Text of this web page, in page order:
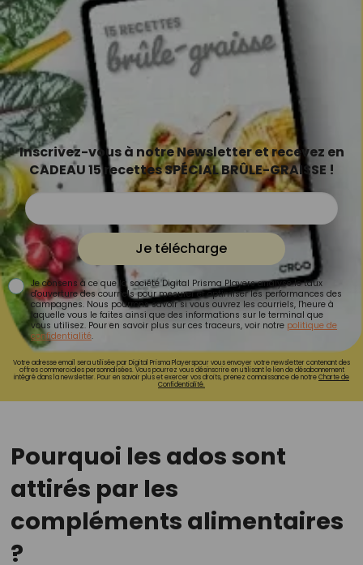
Inscrivez-vous à notre Newsletter et recevez en
CADEAU 15 recettes SPÉCIAL BRÛLE-GRAISSE !
Je télécharge
Je consens à ce que la société Digital Prisma Players analyse le taux
d'ouverture des courriels pour mesurer et optimiser les performances des
campagnes. Nous pourrons savoir si vous ouvrez les courriels, l'heure à
laquelle vous le faites ainsi que des informations sur le terminal que
vous utilisez. Pour en savoir plus sur ces traceurs, voir notre politique de
confidentialité.
Votre adresse email sera utilisée par Digital Prisma Playerspour vous envoyer votre newsletter contenant des
offres commerciales personnalisées. Vous pourrez vous désinscrire en utilisant le lien de désabonnement
intégré dans la newsletter. Pour en savoir plus et exercer vos droits, prenez connaissance de notreCharte de
Confidentialité.
Pourquoi les ados sont
attirés par les
compléments alimentaires
?